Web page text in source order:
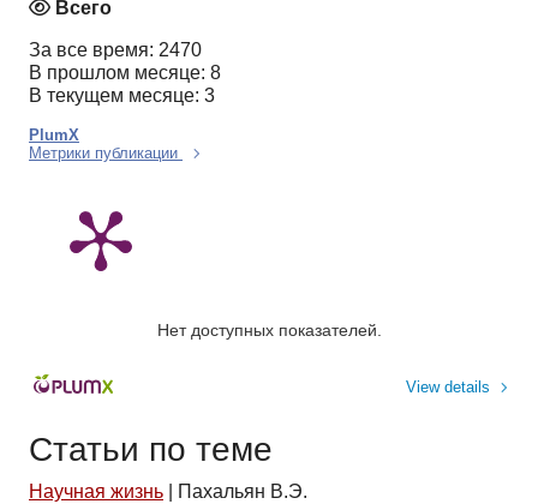
Всего
За все время: 2470
В прошлом месяце: 8
В текущем месяце: 3
PlumX
Метрики публикации
Нет доступных показателей.
View details
Статьи по теме
Научная жизнь
Пахальян В.Э.